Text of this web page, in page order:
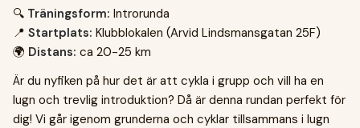
🔍 Träningsform: Introrunda
📍 Startplats: Klubblokalen (Arvid Lindsmansgatan 25F)
🌍 Distans: ca 20-25 km
Är du nyfiken på hur det är att cykla i grupp och vill ha en
lugn och trevlig introduktion? Då är denna rundan perfekt för
dig! Vi går igenom grunderna och cyklar tillsammans i lugn